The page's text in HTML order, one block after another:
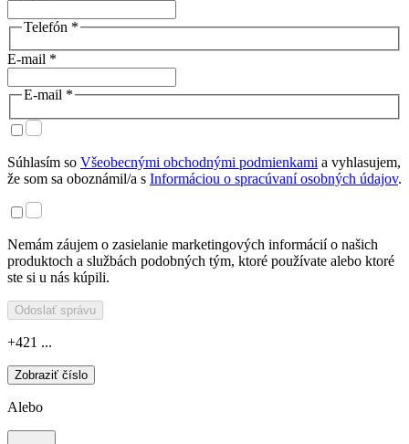
Telefón *
E-mail *
E-mail *
Súhlasím so Všeobecnými obchodnými podmienkami a vyhlasujem,
že som sa oboznámil/a s Informáciou o spracúvaní osobných údajov.
Nemám záujem o zasielanie marketingových informácií o našich
produktoch a službách podobných tým, ktoré používate alebo ktoré
ste si u nás kúpili.
Odoslať správu
+421 ...
Zobraziť číslo
Alebo